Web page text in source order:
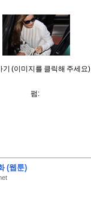
기 (이미지를 클릭해 주세요)
펌:
(웹툰)